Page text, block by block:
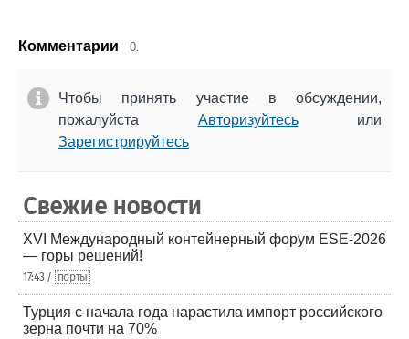
Комментарии 0.
Чтобы принять участие в обсуждении,
пожалуйста Авторизуйтесьили
Зарегистрируйтесь
Свежие новости
XVI Международный контейнерный форум ESE-2026
— горы решений!
17:43 / порты
Турция с начала года нарастила импорт российского
зерна почти на 70%